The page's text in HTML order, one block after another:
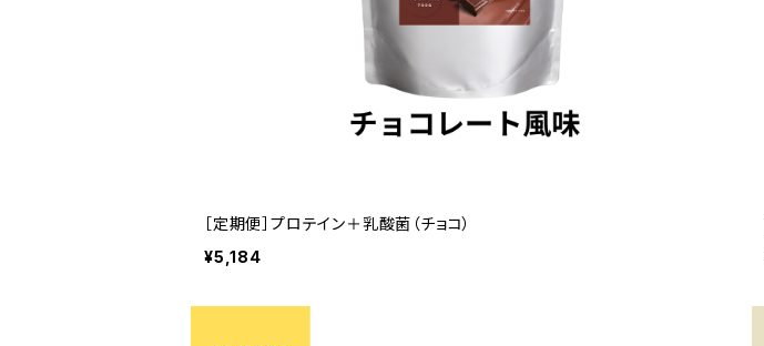
［定期便］プロテイン＋乳酸菌（チョコ）
¥5,184